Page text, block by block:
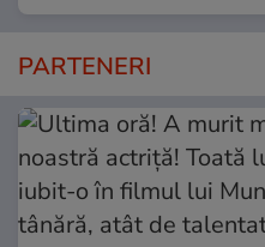
PARTENERI